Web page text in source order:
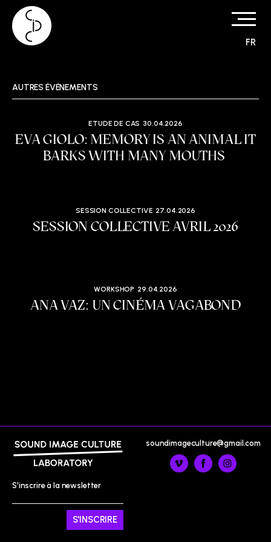
FR
AUTRES ÉVÉNEMENTS
ETUDE DE CAS 30.04.2026
EVA GIOLO: MEMORY IS AN ANIMAL IT
BARKS WITH MANY MOUTHS
SESSION COLLECTIVE 27.04.2026
SESSION COLLECTIVE AVRIL 2026
WORKSHOP 29.04.2026
ANA VAZ: UN CINÉMA VAGABOND
soundimageculture@gmail.com
S'inscrire à la newsletter